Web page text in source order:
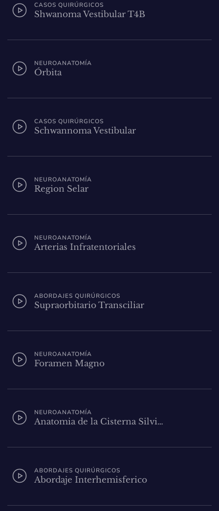
CASOS QUIRÚRGICOS
Shwanoma Vestibular T4B
NEUROANATOMÍA
Órbita
CASOS QUIRÚRGICOS
Schwannoma Vestibular
NEUROANATOMÍA
Region Selar
NEUROANATOMÍA
Arterias Infratentoriales
ABORDAJES QUIRÚRGICOS
Supraorbitario Transciliar
NEUROANATOMÍA
Foramen Magno
NEUROANATOMÍA
Anatomia de la Cisterna Silvi…
ABORDAJES QUIRÚRGICOS
Abordaje Interhemisferico